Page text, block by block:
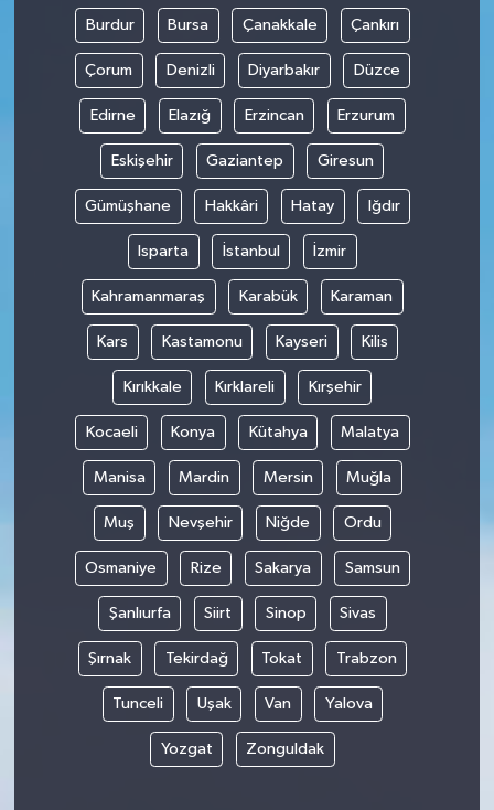
Burdur Bursa Çanakkale Çankırı
Çorum Denizli Diyarbakır Düzce
Edirne Elazığ Erzincan Erzurum
Eskişehir Gaziantep Giresun
Gümüşhane Hakkâri Hatay Iğdır
Isparta İstanbul İzmir
Kahramanmaraş Karabük Karaman
Kars Kastamonu Kayseri Kilis
Kırıkkale Kırklareli Kırşehir
Kocaeli Konya Kütahya Malatya
Manisa Mardin Mersin Muğla
Muş Nevşehir Niğde Ordu
Osmaniye Rize Sakarya Samsun
Şanlıurfa Siirt Sinop Sivas
Şırnak Tekirdağ Tokat Trabzon
Tunceli Uşak Van Yalova
Yozgat Zonguldak